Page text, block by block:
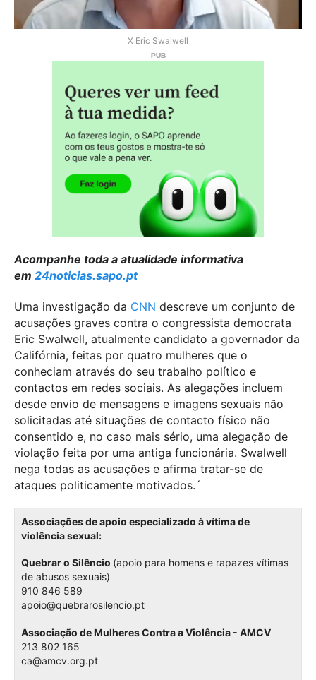
X Eric Swalwell
Acompanhe toda a atualidade informativa
em 24noticias.sapo.pt
Uma investigação da CNN descreve um conjunto de
acusações graves contra o congressista democrata
Eric Swalwell, atualmente candidato a governador da
Califórnia, feitas por quatro mulheres que o
conheciam através do seu trabalho político e
contactos em redes sociais. As alegações incluem
desde envio de mensagens e imagens sexuais não
solicitadas até situações de contacto físico não
consentido e, no caso mais sério, uma alegação de
violação feita por uma antiga funcionária. Swalwell
nega todas as acusações e afirma tratar-se de
ataques politicamente motivados.´
Associações de apoio especializado à vítima de
violência sexual:
Quebrar o Silêncio (apoio para homens e rapazes vítimas
de abusos sexuais)
910 846 589
apoio@quebrarosilencio.pt
Associação de Mulheres Contra a Violência - AMCV
213 802 165
ca@amcv.org.pt